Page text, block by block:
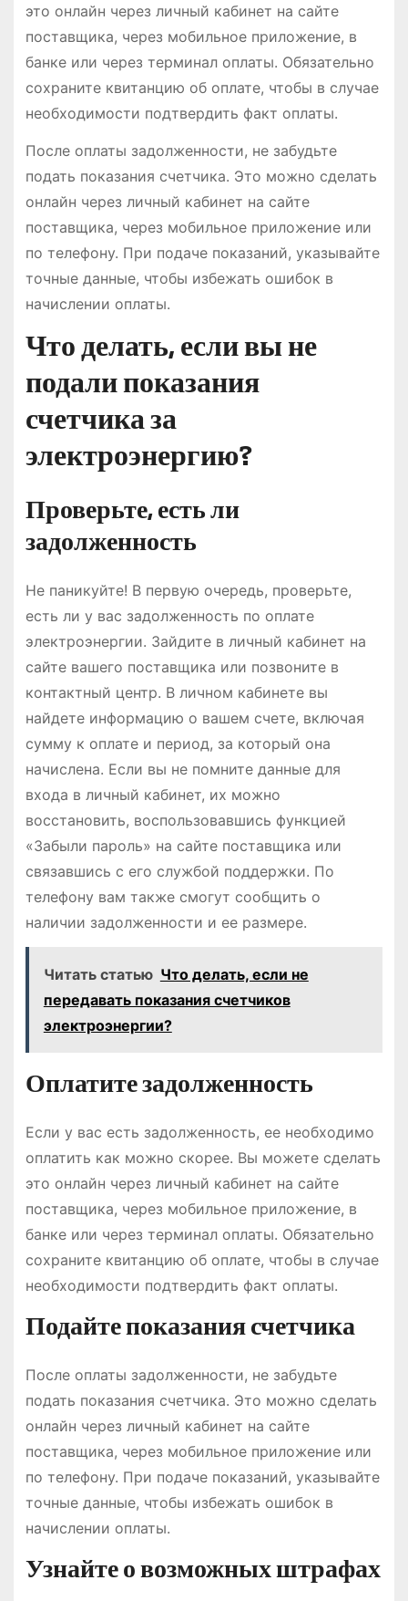
это онлайн через личный кабинет на сайте
поставщика, через мобильное приложение, в
банке или через терминал оплаты. Обязательно
сохраните квитанцию об оплате, чтобы в случае
необходимости подтвердить факт оплаты.
После оплаты задолженности, не забудьте
подать показания счетчика. Это можно сделать
онлайн через личный кабинет на сайте
поставщика, через мобильное приложение или
по телефону. При подаче показаний, указывайте
точные данные, чтобы избежать ошибок в
начислении оплаты.
Что делать, если вы не
подали показания
счетчика за
электроэнергию?
Проверьте, есть ли
задолженность
Не паникуйте! В первую очередь, проверьте,
есть ли у вас задолженность по оплате
электроэнергии. Зайдите в личный кабинет на
сайте вашего поставщика или позвоните в
контактный центр. В личном кабинете вы
найдете информацию о вашем счете, включая
сумму к оплате и период, за который она
начислена. Если вы не помните данные для
входа в личный кабинет, их можно
восстановить, воспользовавшись функцией
«Забыли пароль» на сайте поставщика или
связавшись с его службой поддержки. По
телефону вам также смогут сообщить о
наличии задолженности и ее размере.
Читать статью Что делать, если не
передавать показания счетчиков
электроэнергии?
Оплатите задолженность
Если у вас есть задолженность, ее необходимо
оплатить как можно скорее. Вы можете сделать
это онлайн через личный кабинет на сайте
поставщика, через мобильное приложение, в
банке или через терминал оплаты. Обязательно
сохраните квитанцию об оплате, чтобы в случае
необходимости подтвердить факт оплаты.
Подайте показания счетчика
После оплаты задолженности, не забудьте
подать показания счетчика. Это можно сделать
онлайн через личный кабинет на сайте
поставщика, через мобильное приложение или
по телефону. При подаче показаний, указывайте
точные данные, чтобы избежать ошибок в
начислении оплаты.
Узнайте о возможных штрафах